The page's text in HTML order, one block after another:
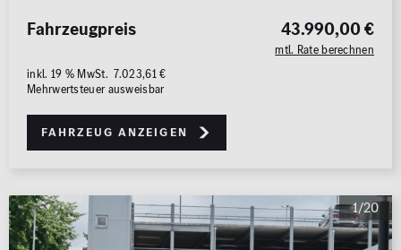
43.990,00 €
mtl. Rate berechnen
Fahrzeugpreis
inkl. 19 % MwSt. 7.023,61 €
Mehrwertsteuer ausweisbar
Fahrzeug anzeigen
1/20